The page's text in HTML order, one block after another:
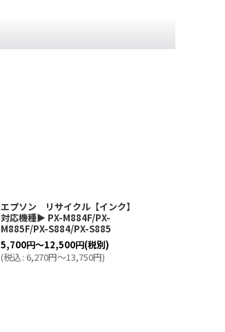
エプソン リサイクル【インク】
対応機種▶ PX-M884F/PX-
M885F/PX-S884/PX-S885
5,700円～12,500円(税別)
(税込: 6,270円～13,750円)